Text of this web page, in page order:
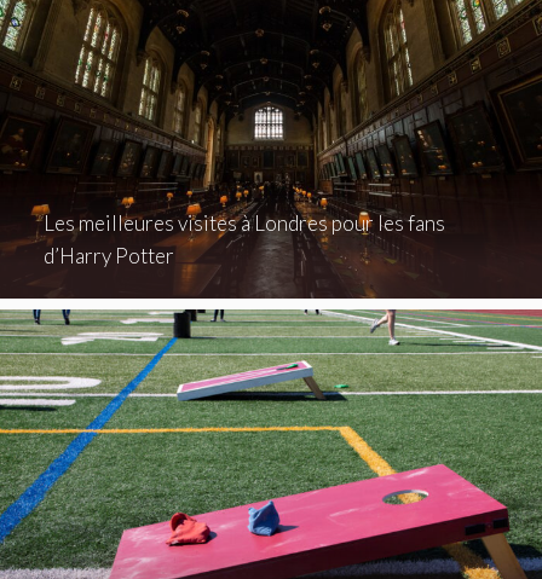
Les meilleures visites à Londres pour les fans
d’Harry Potter